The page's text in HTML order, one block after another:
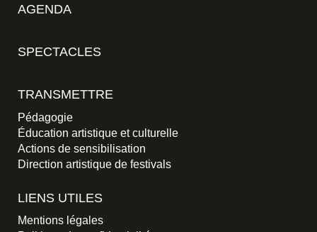
AGENDA
SPECTACLES
TRANSMETTRE
Pédagogie
Éducation artistique et culturelle
Actions de sensibilisation
Direction artistique de festivals
LIENS UTILES
Mentions légales